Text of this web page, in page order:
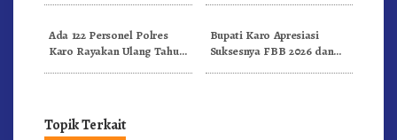
Ada 122 Personel Polres
Karo Rayakan Ulang Tahun
Bupati Karo Apresiasi
Suksesnya FBB 2026 dan
Topik Terkait